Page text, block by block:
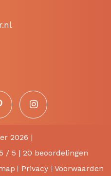
2026 |
5 / 5 | 20 beoordelingen
Privacy Voorwaarden